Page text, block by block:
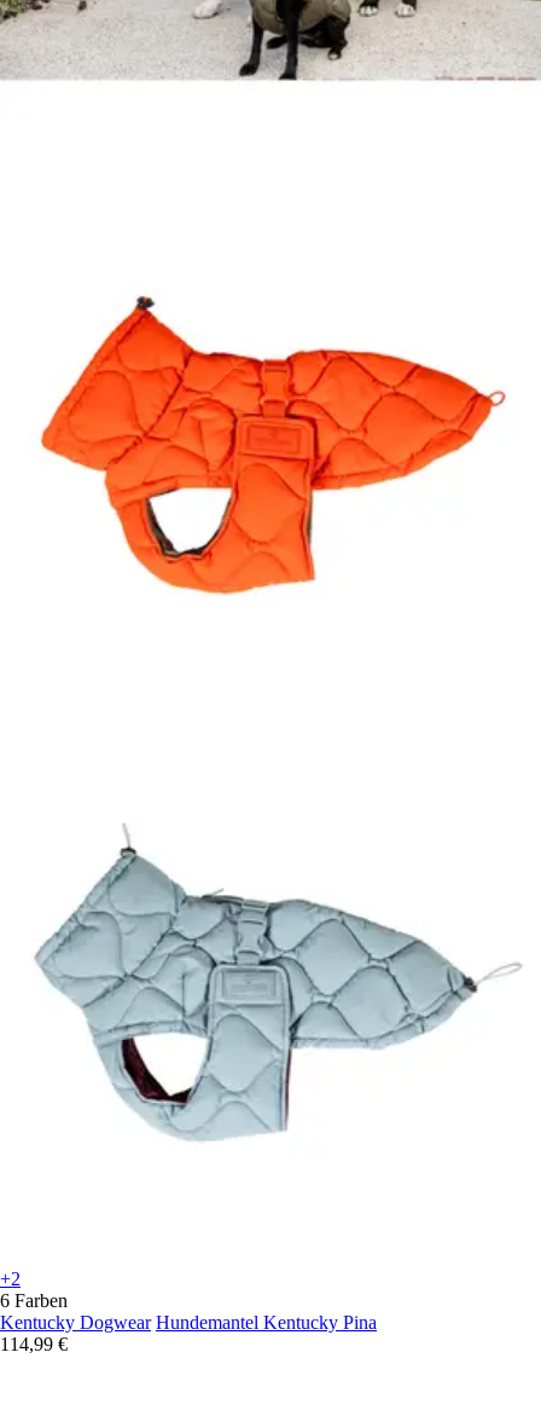
+2
6 Farben
Kentucky Dogwear Hundemantel Kentucky Pina
114,99 €